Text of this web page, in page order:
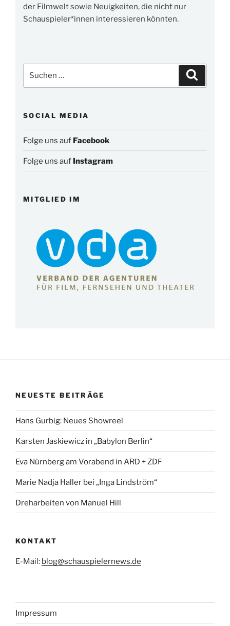
der Filmwelt sowie Neuigkeiten, die nicht nur
Schauspieler*innen interessieren könnten.
nach:
SOCIAL MEDIA
Folge uns auf Facebook
Folge uns auf Instagram
MITGLIED IM
NEUESTE BEITRÄGE
Hans Gurbig: Neues Showreel
Karsten Jaskiewicz in „Babylon Berlin“
Eva Nürnberg am Vorabend in ARD + ZDF
Marie Nadja Haller bei „Inga Lindström“
Dreharbeiten von Manuel Hill
KONTAKT
E-Mail: blog@schauspielernews.de
Impressum